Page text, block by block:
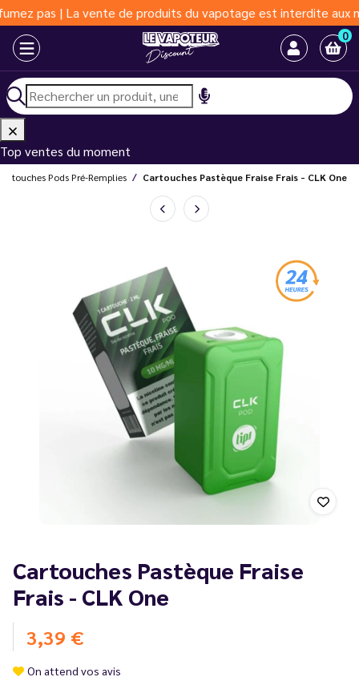
| La vente de produits du vapotage est interdite aux
0
Top ventes du moment
Pods Pré-Remplies Cartouches Pastèque Fraise Frais - CLK One
Cartouches Pastèque Fraise
Frais - CLK One
3,39 €
On attend vos avis